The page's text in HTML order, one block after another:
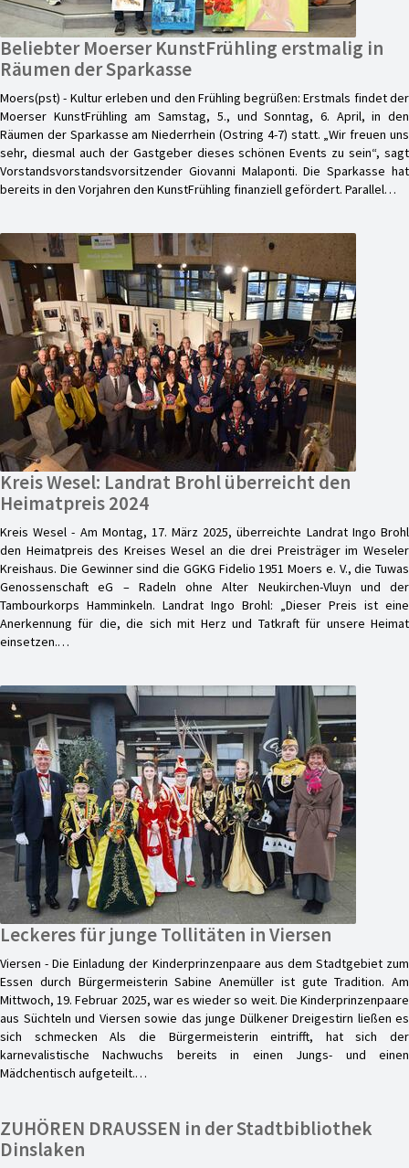
Beliebter Moerser KunstFrühling erstmalig in
Räumen der Sparkasse
Moers(pst) - Kultur erleben und den Frühling begrüßen: Erstmals findet der
Moerser KunstFrühling am Samstag, 5., und Sonntag, 6. April, in den
Räumen der Sparkasse am Niederrhein (Ostring 4-7) statt. „Wir freuen uns
sehr, diesmal auch der Gastgeber dieses schönen Events zu sein“, sagt
Vorstandsvorstandsvorsitzender Giovanni Malaponti. Die Sparkasse hat
bereits in den Vorjahren den KunstFrühling finanziell gefördert. Parallel…
Kreis Wesel: Landrat Brohl überreicht den
Heimatpreis 2024
Kreis Wesel - Am Montag, 17. März 2025, überreichte Landrat Ingo Brohl
den Heimatpreis des Kreises Wesel an die drei Preisträger im Weseler
Kreishaus. Die Gewinner sind die GGKG Fidelio 1951 Moers e. V., die Tuwas
Genossenschaft eG – Radeln ohne Alter Neukirchen-Vluyn und der
Tambourkorps Hamminkeln. Landrat Ingo Brohl: „Dieser Preis ist eine
Anerkennung für die, die sich mit Herz und Tatkraft für unsere Heimat
einsetzen.…
Leckeres für junge Tollitäten in Viersen
Viersen - Die Einladung der Kinderprinzenpaare aus dem Stadtgebiet zum
Essen durch Bürgermeisterin Sabine Anemüller ist gute Tradition. Am
Mittwoch, 19. Februar 2025, war es wieder so weit. Die Kinderprinzenpaare
aus Süchteln und Viersen sowie das junge Dülkener Dreigestirn ließen es
sich schmecken Als die Bürgermeisterin eintrifft, hat sich der
karnevalistische Nachwuchs bereits in einen Jungs- und einen
Mädchentisch aufgeteilt.…
ZUHÖREN DRAUSSEN in der Stadtbibliothek
Dinslaken